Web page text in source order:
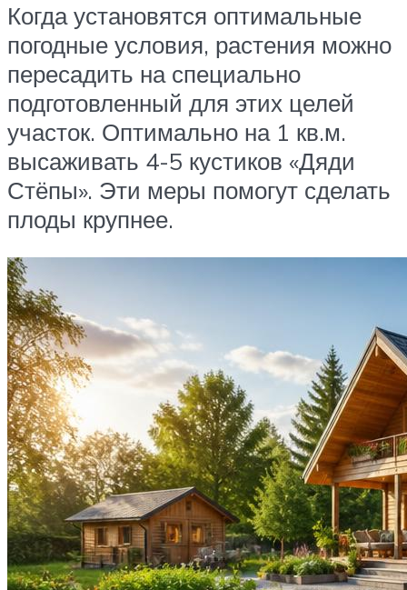
Когда установятся оптимальные
погодные условия, растения можно
пересадить на специально
подготовленный для этих целей
участок. Оптимально на 1 кв.м.
высаживать 4-5 кустиков «Дяди
Стёпы». Эти меры помогут сделать
плоды крупнее.